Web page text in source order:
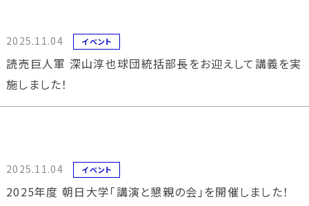
2025.11.04 イベント
読売巨人軍 深山淳也球団統括部長をお迎えして講義を実
施しました！
2025.11.04 イベント
2025年度 朝日大学「講演と懇親の会」を開催しました！